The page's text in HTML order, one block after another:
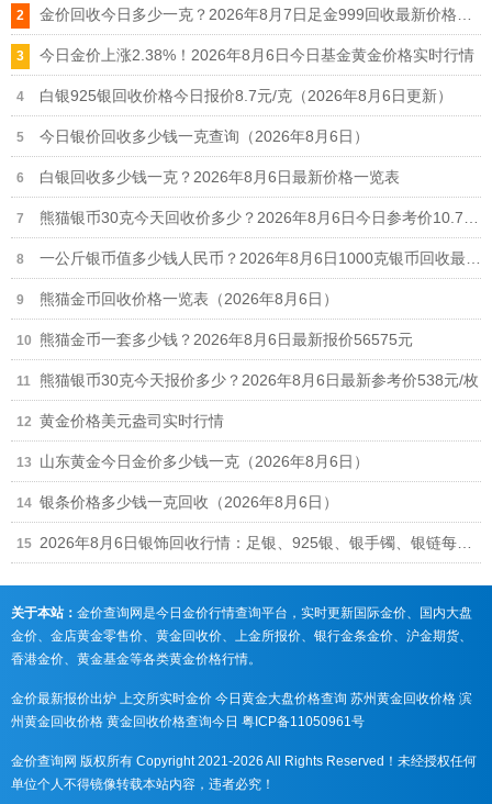
今日金价上涨2.38%！2026年8月6日今日基金黄金价格实时行情
白银925银回收价格今日报价8.7元/克（2026年8月6日更新）
今日银价回收多少钱一克查询（2026年8月6日）
白银回收多少钱一克？2026年8月6日最新价格一览表
熊猫金币回收价格一览表（2026年8月6日）
熊猫金币一套多少钱？2026年8月6日最新报价56575元
熊猫银币30克今天报价多少？2026年8月6日最新参考价538元/枚
黄金价格美元盎司实时行情
山东黄金今日金价多少钱一克（2026年8月6日）
银条价格多少钱一克回收（2026年8月6日）
关于本站： 金价查询网是今日金价行情查询平台，实时更新国际金价、国内大盘
金价、金店黄金零售价、黄金回收价、上金所报价、银行金条金价、沪金期货、
香港金价、黄金基金等各类黄金价格行情。
金价最新报价出炉 上交所实时金价 今日黄金大盘价格查询 苏州黄金回收价格 滨
州黄金回收价格 黄金回收价格查询今日 粤ICP备11050961号
金价查询网 版权所有 Copyright 2021-2026 All Rights Reserved！未经授权任何
单位个人不得镜像转载本站内容，违者必究！